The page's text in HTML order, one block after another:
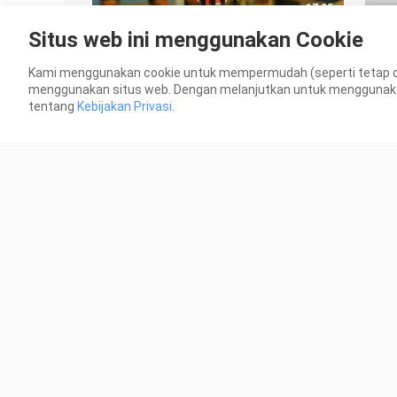
17:05
[𝟒𝐊𝐇𝐃𝐑 + bingkai 𝟔𝟎 sehalus sutra]
"Penghancur Dunia" Kamen Rider
Imperial Knight/
𝐃𝐄𝐂𝐀𝐃𝐄·Kadoyaji·Tr
454 Ditonton
Situs web ini menggunakan Cookie
Kami menggunakan cookie untuk mempermudah (seperti tetap
menggunakan situs web. Dengan melanjutkan untuk
tentang Kebijakan Privasi